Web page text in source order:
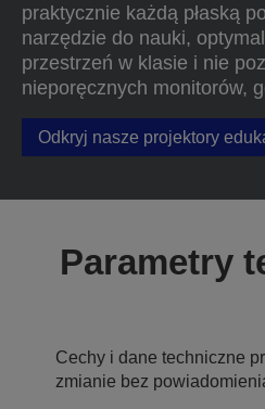
praktycznie każdą płaską
narzędzie do nauki,
przestrzeń w klasie i nie
nieporęcznych monitorów,
Odkryj nasze projektory
Parametry
Cechy i dane techniczne
zmianie bez